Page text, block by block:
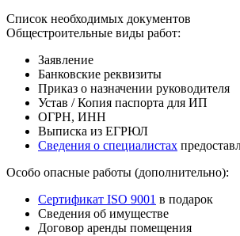
Список необходимых документов
Общестроительные виды работ:
Заявление
Банковские реквизиты
Приказ о назначении руководителя
Устав / Копия паспорта для ИП
ОГРН, ИНН
Выписка из ЕГРЮЛ
Сведения о специалистах
Особо опасные работы (дополнительно):
Сертификат ISO 9001 в подарок
Сведения об имуществе
Договор аренды помещения